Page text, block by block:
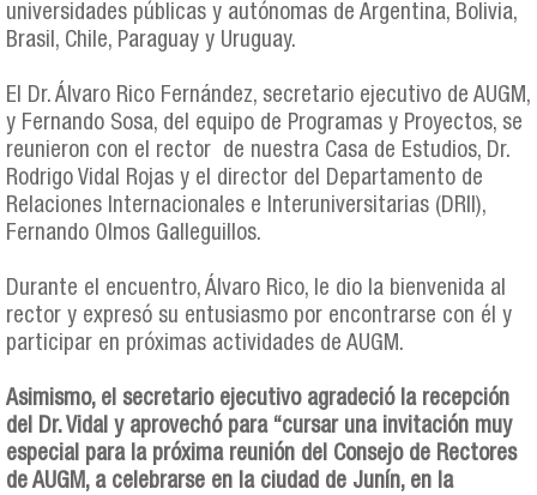
universidades públicas y autónomas de Argentina, Bolivia,
Brasil, Chile, Paraguay y Uruguay.
El Dr. Álvaro Rico Fernández, secretario ejecutivo de AUGM,
y Fernando Sosa, del equipo de Programas y Proyectos, se
reunieron con el rector de nuestra Casa de Estudios, Dr.
Rodrigo Vidal Rojas y el director del Departamento de
Relaciones Internacionales e Interuniversitarias (DRII),
Fernando Olmos Galleguillos.
Durante el encuentro, Álvaro Rico, le dio la bienvenida al
rector y expresó su entusiasmo por encontrarse con él y
participar en próximas actividades de AUGM.
Asimismo, el secretario ejecutivo agradeció la recepción
del Dr. Vidal y aprovechó para “cursar una invitación muy
especial para la próxima reunión del Consejo de Rectores
de AUGM, a celebrarse en la ciudad de Junín, en la